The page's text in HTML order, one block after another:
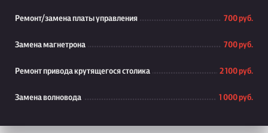
Ремонт/замена платы управления 700 руб.
Замена магнетрона 700 руб.
Ремонт привода крутящегося столика 2 100 руб.
Замена волновода 1 000 руб.